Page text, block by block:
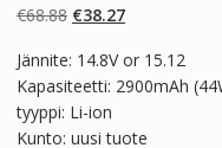
asiakkaan
€68.88 Alkuperäinen
oli:
€68.88.
€38.27Nykyinen
on:
€38.27.
Jännite: 14.8V or 15.12
Kapasiteetti: 2900mAh
tyyppi: Li-ion
Kunto: uusi tuote